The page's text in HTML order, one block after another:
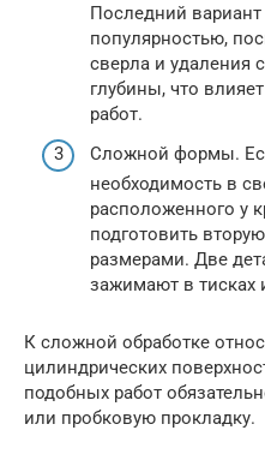
Последний вариант
популярностью,
сверла и удаления
глубины, что
работ.
Сложной формы.
необходимость в
расположенного у
подготовить
размерами. Две
зажимают в тисках
К сложной обработке
цилиндрических
подобных работ
или пробковую прокладку.